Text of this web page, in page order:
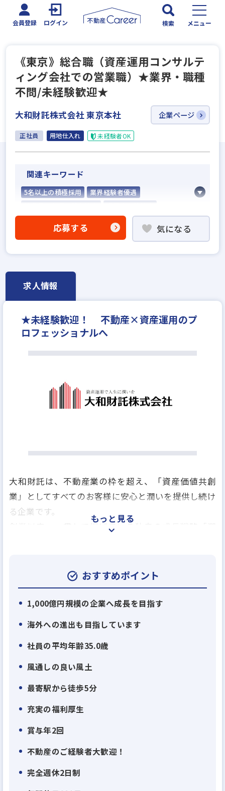
会員登録 ログイン 検索 メニュー
《東京》総合職（資産運用コンサルテ
ィング会社での営業職）★業界・職種
不問/未経験歓迎★
大和財託株式会社 東京本社 企業ページ
正社員 用地仕入れ 未経験者OK
関連キーワード
5名以上の積極採用
業界経験者優遇
成果給が充実
固定給25万円以上
固定給35万円以上
学歴不問
完全週休2日
年間休日120日以上
応募する 気になる
求人情報
★未経験歓迎！ 不動産×資産運用のプ
ロフェッショナルへ
大和財託は、不動産業の枠を超え、「資産価値共創
業」としてすべてのお客様に安心と潤いを提供し続け
る企業です。
創業以来、一貫して掲げている独自の成長戦略「潤
を最適に循環させ、
新たな価値を業界内に生み出してきました。
管理、売却サポート までを一貫して行う「垂直統合
型ビジネスモデル」です。
不動産業と建設業のハイブリッドを実現すること
高いサービスをお届けしています。
また、自社開発による一棟物の新築・中古アパート
多様なお客様のニーズに合わせた最適な資産運用プ
ランをご提案しています。
もっと見る
おすすめポイント
1,000億円規模の企業へ成長を目指す
海外への進出も目指しています
社員の平均年齢35.0歳
風通しの良い風土
最寄駅から徒歩5分
充実の福利厚生
賞与年2回
不動産のご経験者大歓迎！
完全週休2日制